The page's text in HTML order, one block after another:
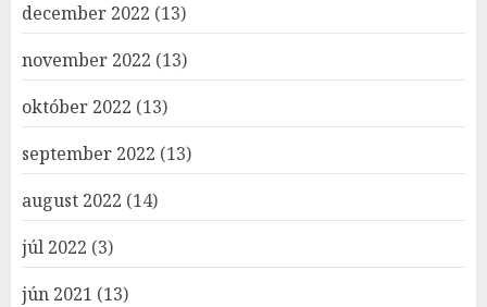
december 2022 (13)
november 2022 (13)
október 2022 (13)
september 2022 (13)
august 2022 (14)
júl 2022 (3)
jún 2021 (13)